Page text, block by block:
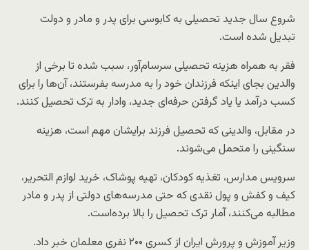
شروع سال جدید تحصیلی به کابوسی برای پدر و مادر و دولت
تبدیل شده است.
فقر به همراه هزینه تحصیلی سرسام‌آور، سبب شده تا برخی از
والدین بجای اینکه فرزندان خود را به مدرسه بفرستند، آن‌ها را برای
کسب درآمد یا یاد گرفتن حرفه‌ای جدید، وادار به ترک تحصیل کنند.
در مقابل، والدینی که تحصیل فرزند برایشان مهم است، هزینه
سنگینی را متحمل می‌شوند.
سرویس مدارس، تغذیه کودکان، تهیه پوشاک، خرید لوازم التحریر،
کیف و کفش و پول نقدی که حتی مدرسه‌های دولتی از پدر و مادر
مطالبه می‌کنند، آمار ترک تحصیل را بالا برده‌است.
وزیر آموزش و پرورش ایران از کسری ۲۰۰ نفری معلمان خبر داد.